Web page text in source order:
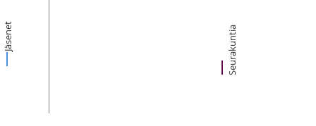
Jäsenet Seurakuntia